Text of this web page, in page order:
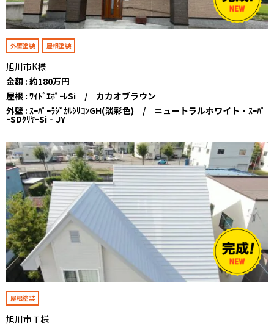
外壁塗装 屋根塗装
旭川市K様
金額 : 約180万円
屋根 : ﾜｲﾄﾞｴﾎﾟｰﾚSi / カカオブラウン
外壁 : ｽｰﾊﾟｰﾗｼﾞｶﾙｼﾘｺﾝGH(淡彩色) / ニュートラルホワイト・ｽｰﾊﾟ
ｰSDｸﾘﾔｰSi‐JY
屋根塗装
旭川市Ｔ様